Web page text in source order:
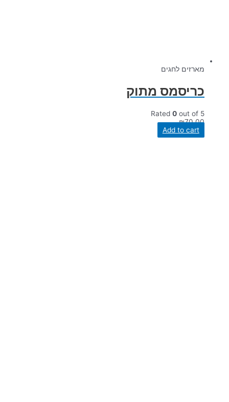
מארזים לחגים
כריסמס מתוק
Rated 0 out of 5
₪70.00
Add to cart